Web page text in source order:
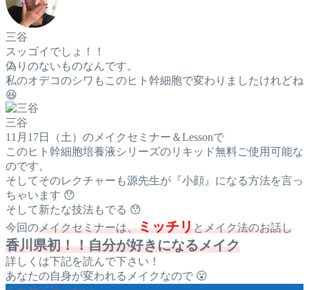
三谷
スッゴイでしょ！！
偽りのないものなんです。
私のオデコのシワもこのヒト幹細胞で変わりましたけれどね
😆
三谷
11月17日（土）のメイクセミナー＆Lessonで
このヒト幹細胞培養液シリーズのリキッド無料ご使用可能な
のです。
そしてそのレクチャーも源先生が『小顔』になる方法を言っ
ちゃいます 😯
そして新たな技法もでる 😯
今回のメイクセミナーは、ミッチリとメイク法のお話し
香川県初！！自分が好きになるメイク
詳しくは下記を読んで下さい！
あなたの自身が変われるメイクなので 😮